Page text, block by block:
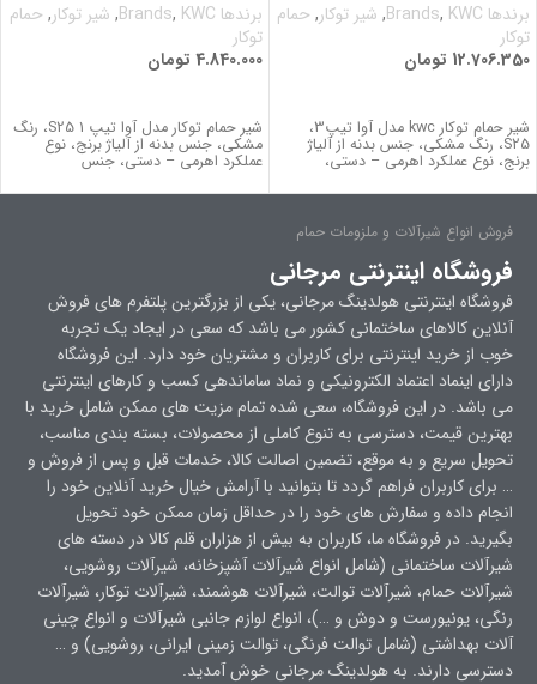
برندها Brands
, KWC
, شیر توکار, حمام
توکار
12.706.350 تومان
شیر حمام توکار kwc مدل آوا تیپ3،
S25، رنگ مشکی، جنس بدنه از آلیاژ
برنج، نوع عملکرد اهرمی – دستی،
برندها Brands
, KWC
, شیر توکار, حمام
توکار
4.840.000 تومان
شیر حمام توکار مدل آوا تیپ 1 S25، رنگ
مشکی، جنس بدنه از آلیاژ برنج، نوع
عملکرد اهرمی – دستی، جنس
فروش انواع شیرآلات و ملزومات حمام
فروشگاه اینترنتی مرجانی
فروشگاه اینترنتی هولدینگ مرجانی، یکی از بزرگترین پلتفرم های فروش
آنلاین کالاهای ساختمانی کشور می باشد که سعی در ایجاد یک تجربه
خوب از خرید اینترنتی برای کاربران و مشتریان خود دارد. این فروشگاه
دارای اینماد اعتماد الکترونیکی و نماد ساماندهی کسب و کارهای اینترنتی
می باشد. در این فروشگاه، سعی شده تمام مزیت های ممکن شامل خرید با
بهترین قیمت، دسترسی به تنوع کاملی از محصولات، بسته بندی مناسب،
تحویل سریع و به موقع، تضمین اصالت کالا، خدمات قبل و پس از فروش و
… برای کاربران فراهم گردد تا بتوانید با آرامش خیال خرید آنلاین خود را
انجام داده و سفارش های خود را در حداقل زمان ممکن خود تحویل
بگیرید. در فروشگاه ما، کاربران به بیش از هزاران قلم کالا در دسته های
شیرآلات ساختمانی (شامل انواع شیرآلات آشپزخانه، شیرآلات روشویی،
شیرآلات حمام، شیرآلات توالت، شیرآلات هوشمند، شیرآلات توکار، شیرآلات
رنگی، یونیورست و دوش و …)، انواع لوازم جانبی شیرآلات و انواع چینی
آلات بهداشتی (شامل توالت فرنگی، توالت زمینی ایرانی، روشویی) و …
دسترسی دارند. به هولدینگ مرجانی خوش آمدید.